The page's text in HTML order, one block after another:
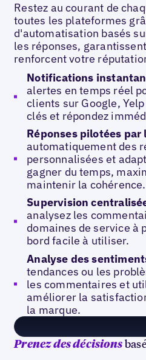
Restez au courant de
toutes les plateformes
d'automatisation basés
les réponses,
renforcent votre
Notifications
alertes en temps réel
clients sur Google,
clés et répondez
Réponses pilotées par
automatiquement des
personnalisées et
gagner du temps,
maintenir la cohérence.
Supervision
analysez les
domaines de service à
bord facile à utiliser.
Analyse des
tendances ou les
les commentaires et
améliorer la
la marque.
Prenez des décisions